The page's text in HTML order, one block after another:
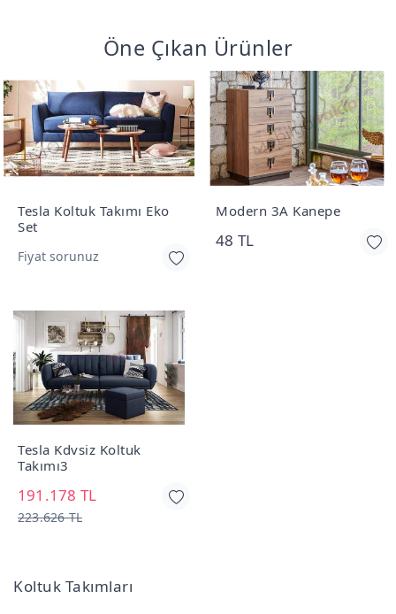
Öne Çıkan Ürünler
Tesla Koltuk Takımı Eko
Set
Fiyat sorunuz
Modern 3A Kanepe
48 TL
Tesla Kdvsiz Koltuk
Takımı3
191.178 TL
223.626 TL
Koltuk Takımları